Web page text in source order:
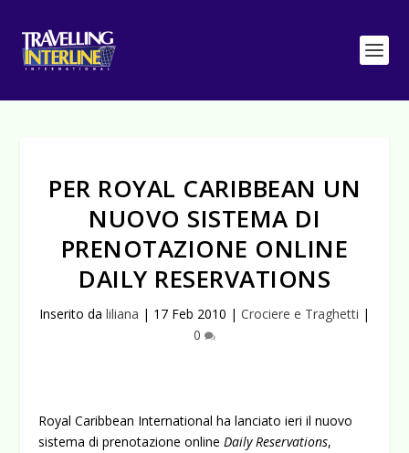
PER ROYAL CARIBBEAN UN
NUOVO SISTEMA DI
PRENOTAZIONE ONLINE
DAILY RESERVATIONS
Inserito da liliana | 17 Feb 2010 | Crociere e Traghetti |
0
Royal Caribbean International ha lanciato ieri il nuovo
sistema di prenotazione online Daily Reservations,